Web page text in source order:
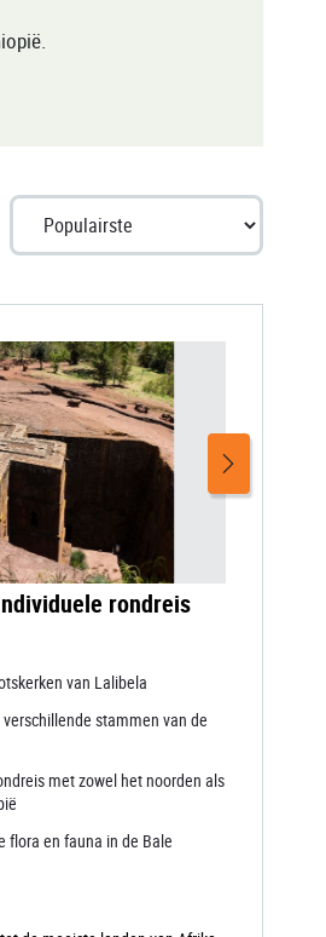
rondreis
van Lalibela
stammen van de
met zowel het noorden als
flora en fauna in de Bale